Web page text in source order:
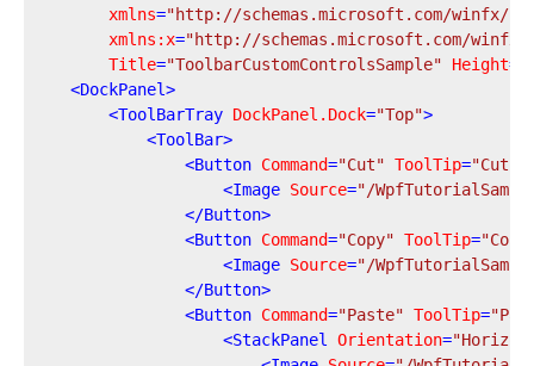
xmlns="http://schemas.microsoft.com/winfx/
xmlns:x="http://schemas.microsoft.com/winfx/
Title="ToolbarCustomControlsSample" Height=
<DockPanel>
<ToolBarTray DockPanel.Dock="Top">
<ToolBar>
<Button Command="Cut" ToolTip="Cut
<Image Source="/
</Button>
<Button Command="Copy" ToolTip=
<Image Source="/
</Button>
<Button Command="Paste" ToolTip=
<StackPanel Orientation=